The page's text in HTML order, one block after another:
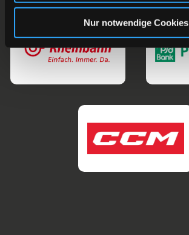
Nur notwendige Cookies